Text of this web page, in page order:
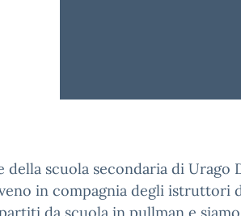
scuola secondaria di Urago
in compagnia degli istruttori